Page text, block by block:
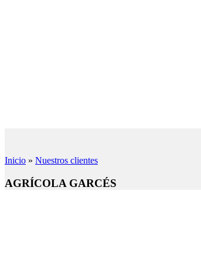
Inicio » Nuestros clientes
AGRÍCOLA GARCÉS